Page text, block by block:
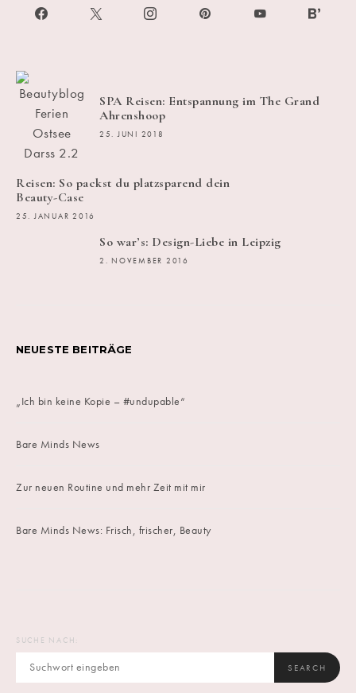
SPA Reisen: Entspannung im The Grand
Ahrenshoop
25. JUNI 2018
Reisen: So packst du platzsparend dein
Beauty-Case
25. JANUAR 2016
So war’s: Design-Liebe in Leipzig
2. NOVEMBER 2016
NEUESTE BEITRÄGE
„Ich bin keine Kopie – #undupable“
Bare Minds News
Zur neuen Routine und mehr Zeit mit mir
Bare Minds News: Frisch, frischer, Beauty
SUCHE NACH:
SEARCH